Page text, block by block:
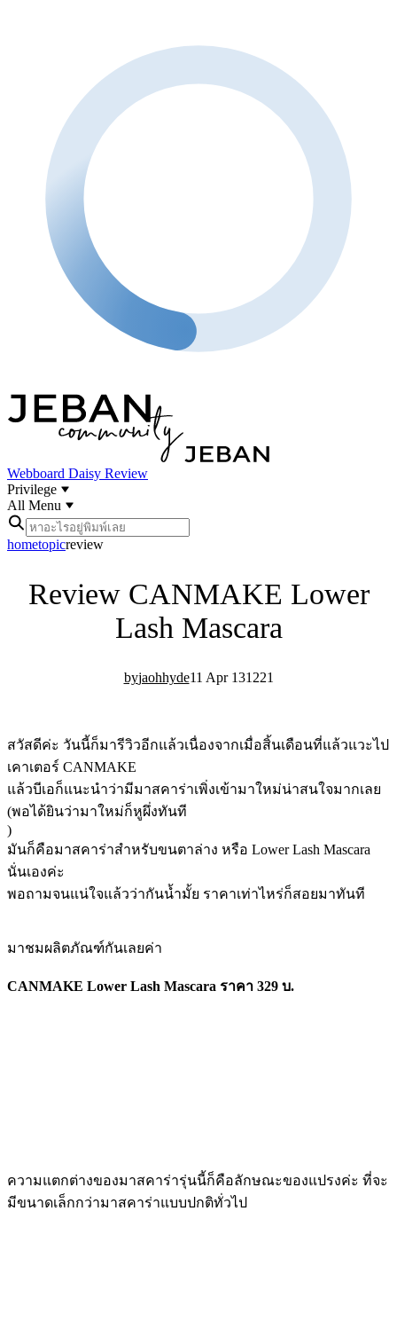
Webboard Daisy Review
Privilege
All Menu
hometopicreview
Review CANMAKE Lower
Lash Mascara
jaohhyde11 Apr 131221
สวัสดีค่ะ วันนี้ก็มารีวิวอีกแล้วเนื่องจากเมื่อสิ้นเดือนที่แล้วแวะไป
เคาเตอร์ CANMAKE
แล้วบีเอก็แนะนำว่ามีมาสคาร่าเพิ่งเข้ามาใหม่น่าสนใจมากเลย
(พอได้ยินว่ามาใหม่ก็หูผึ่งทันที
)
มันก็คือมาสคาร่าสำหรับขนตาล่าง หรือ Lower Lash Mascara
นั่นเองค่ะ
พอถามจนแน่ใจแล้วว่ากันน้ำมั้ย ราคาเท่าไหร่ก็สอยมาทันที
มาชมผลิตภัณฑ์กันเลยค่า
CANMAKE Lower Lash Mascara ราคา 329 บ.
ความแตกต่างของมาสคาร่ารุ่นนี้ก็คือลักษณะของแปรงค่ะ ที่จะ
มีขนาดเล็กกว่ามาสคาร่าแบบปกติทั่วไป